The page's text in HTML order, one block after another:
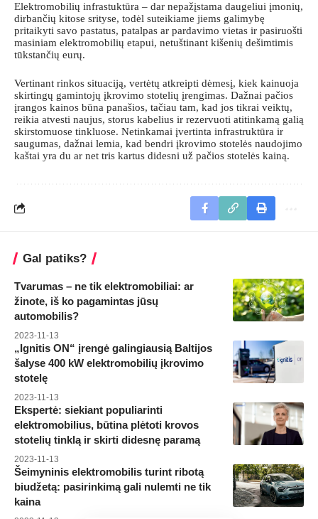
Elektromobilių infrastuktūra – dar nepažįstama daugeliui įmonių,
dirbančių kitose srityse, todėl suteikiame jiems galimybę
pritaikyti savo pastatus, patalpas ar pardavimo vietas ir pasiruošti
masiniam elektromobilių etapui, netuštinant kišenių dešimtimis
tūkstančių eurų.
Vertinant rinkos situaciją, vertėtų atkreipti dėmesį, kiek kainuoja
skirtingų gamintojų įkrovimo stotelių įrengimas. Dažnai pačios
įrangos kainos būna panašios, tačiau tam, kad jos tikrai veiktų,
reikia atvesti naujus, storus kabelius ir rezervuoti atitinkamą galią
skirstomuose tinkluose. Netinkamai įvertinta infrastruktūra ir
saugumas, dažnai lemia, kad bendri įkrovimo stotelės naudojimo
kaštai yra du ar net tris kartus didesni už pačios stotelės kainą.
Gal patiks?
Tvarumas – ne tik elektromobiliai: ar
žinote, iš ko pagamintas jūsų
automobilis?
2023-11-13
„Ignitis ON“ įrengė galingiausią Baltijos
šalyse 400 kW elektromobilių įkrovimo
stotelę
2023-11-13
Ekspertė: siekiant populiarinti
elektromobilius, būtina plėtoti krovos
stotelių tinklą ir skirti didesnę paramą
2023-11-13
Šeimyninis elektromobilis turint ribotą
biudžetą: pasirinkimą gali nulemti ne tik
kaina